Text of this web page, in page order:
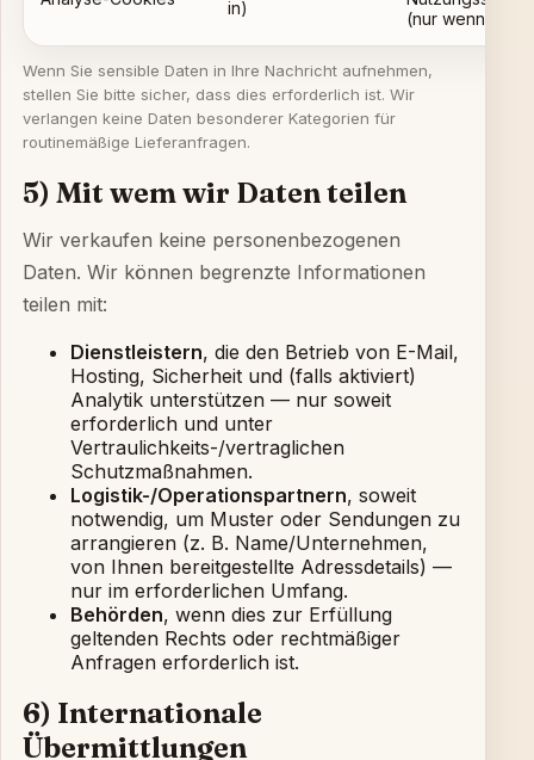
in)
(nur wenn
Wenn Sie sensible Daten in Ihre Nachricht aufnehmen,
stellen Sie bitte sicher, dass dies erforderlich ist. Wir
verlangen keine Daten besonderer Kategorien für
routinemäßige Lieferanfragen.
5) Mit wem wir Daten teilen
Wir verkaufen keine personenbezogenen
Daten. Wir können begrenzte Informationen
teilen mit:
Dienstleistern, die den Betrieb von E-Mail,
Hosting, Sicherheit und (falls aktiviert)
Analytik unterstützen — nur soweit
erforderlich und unter
Vertraulichkeits-/vertraglichen
Schutzmaßnahmen.
Logistik-/Operationspartnern, soweit
notwendig, um Muster oder Sendungen zu
arrangieren (z. B. Name/Unternehmen,
von Ihnen bereitgestellte Adressdetails) —
nur im erforderlichen Umfang.
Behörden, wenn dies zur Erfüllung
geltenden Rechts oder rechtmäßiger
Anfragen erforderlich ist.
6) Internationale
Übermittlungen